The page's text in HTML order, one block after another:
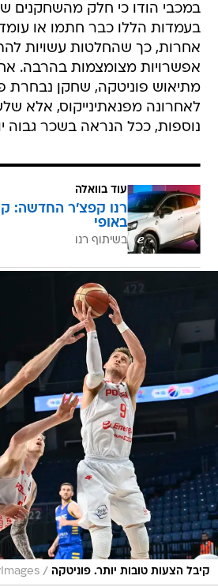
במכבי הודו כי חלק מהשחקנים
בעמדות הללו כבר חתמו או
אחרות, כך שהחלטות עשויות
אפשרויות מצומצמות בהרבה.
מתיאוש פוניטקה, שחקן נבחרת
לאחרונה מפנאתינייקוס, אלא
נוספות, ככל הנראה בשכר גבוה
עוד בוואלה
רנו קפצ'ר החדשה:
באופי
בשיתוף רנו
קיבל הצעות טובות יותר. פוניטקה /